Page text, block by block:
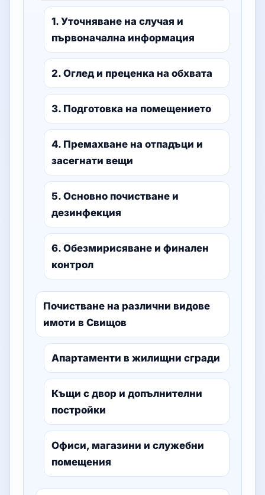
1. Уточняване на случая и
първоначална информация
2. Оглед и преценка на обхвата
3. Подготовка на помещението
4. Премахване на отпадъци и
засегнати вещи
5. Основно почистване и
дезинфекция
6. Обезмирисяване и финален
контрол
Почистване на различни видове
имоти в Свищов
Апартаменти в жилищни сгради
Къщи с двор и допълнителни
постройки
Офиси, магазини и служебни
помещения